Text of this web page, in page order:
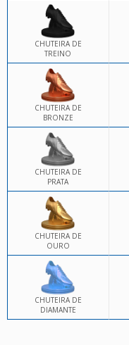
CHUTEIRA DE
TREINO
CHUTEIRA DE
BRONZE
CHUTEIRA DE
PRATA
CHUTEIRA DE
OURO
CHUTEIRA DE
DIAMANTE